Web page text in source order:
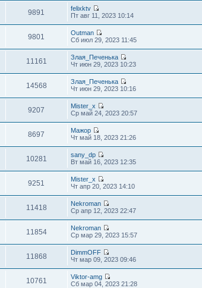
9891
felixktv
Пт авг 11, 2023 10:14
9801
Outman
Сб июл 29, 2023 11:45
11161
Злая_Печенька
Чт июн 29, 2023 10:23
14568
Злая_Печенька
Чт июн 29, 2023 10:16
9207
Mister_x
Ср май 24, 2023 20:57
8697
Мажор
Чт май 18, 2023 21:26
10281
sany_dp
Вт май 16, 2023 12:35
9251
Mister_x
Чт апр 20, 2023 14:10
11418
Nekroman
Ср апр 12, 2023 22:47
11854
Nekroman
Ср мар 29, 2023 15:57
11868
DimmOFF
Чт мар 09, 2023 09:46
10761
Viktor-amg
Сб мар 04, 2023 21:28